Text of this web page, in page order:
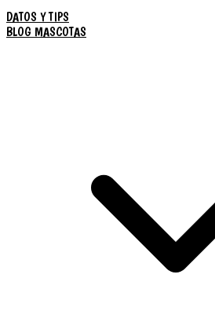
DATOS Y TIPS
BLOG MASCOTAS